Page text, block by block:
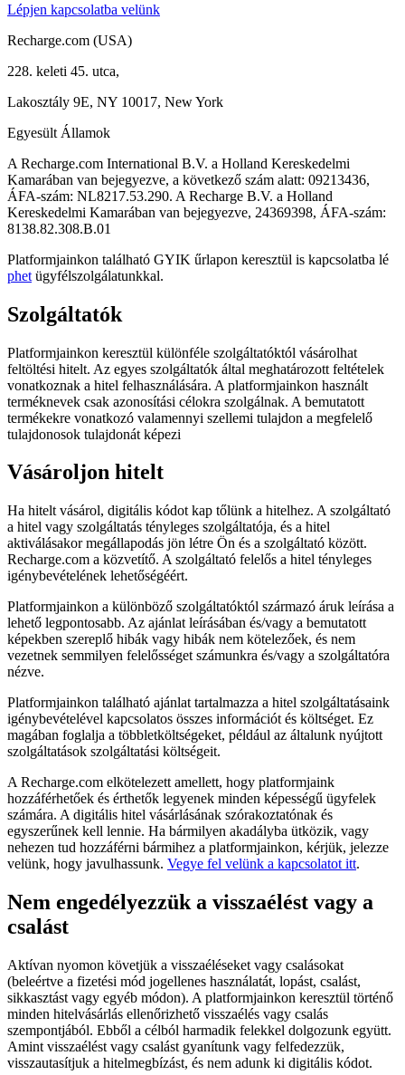
Lépjen kapcsolatba velünk
Recharge.com (USA)
228. keleti 45. utca,
Lakosztály 9E, NY 10017, New York
Egyesült Államok
A Recharge.com International B.V. a Holland Kereskedelmi
Kamarában van bejegyezve, a következő szám alatt: 09213436,
ÁFA-szám: NL8217.53.290. A Recharge B.V. a Holland
Kereskedelmi Kamarában van bejegyezve, 24369398, ÁFA-szám:
8138.82.308.B.01
Platformjainkon található GYIK űrlapon keresztül is kapcsolatba lé
phet ügyfélszolgálatunkkal.
Szolgáltatók
Platformjainkon keresztül különféle szolgáltatóktól vásárolhat
feltöltési hitelt. Az egyes szolgáltatók által meghatározott feltételek
vonatkoznak a hitel felhasználására. A platformjainkon használt
terméknevek csak azonosítási célokra szolgálnak. A bemutatott
termékekre vonatkozó valamennyi szellemi tulajdon a megfelelő
tulajdonosok tulajdonát képezi
Vásároljon hitelt
Ha hitelt vásárol, digitális kódot kap tőlünk a hitelhez. A szolgáltató
a hitel vagy szolgáltatás tényleges szolgáltatója, és a hitel
aktiválásakor megállapodás jön létre Ön és a szolgáltató között.
Recharge.com a közvetítő. A szolgáltató felelős a hitel tényleges
igénybevételének lehetőségéért.
Platformjainkon a különböző szolgáltatóktól származó áruk leírása a
lehető legpontosabb. Az ajánlat leírásában és/vagy a bemutatott
képekben szereplő hibák vagy hibák nem kötelezőek, és nem
vezetnek semmilyen felelősséget számunkra és/vagy a szolgáltatóra
nézve.
Platformjainkon található ajánlat tartalmazza a hitel szolgáltatásaink
igénybevételével kapcsolatos összes információt és költséget. Ez
magában foglalja a többletköltségeket, például az általunk nyújtott
szolgáltatások szolgáltatási költségeit.
A Recharge.com elkötelezett amellett, hogy platformjaink
hozzáférhetőek és érthetők legyenek minden képességű ügyfelek
számára. A digitális hitel vásárlásának szórakoztatónak és
egyszerűnek kell lennie. Ha bármilyen akadályba ütközik, vagy
nehezen tud hozzáférni bármihez a platformjainkon, kérjük, jelezze
velünk, hogy javulhassunk. Vegye fel velünk a kapcsolatot itt.
Nem engedélyezzük a visszaélést vagy a
csalást
Aktívan nyomon követjük a visszaéléseket vagy csalásokat
(beleértve a fizetési mód jogellenes használatát, lopást, csalást,
sikkasztást vagy egyéb módon). A platformjainkon keresztül történő
minden hitelvásárlás ellenőrizhető visszaélés vagy csalás
szempontjából. Ebből a célból harmadik felekkel dolgozunk együtt.
Amint visszaélést vagy csalást gyanítunk vagy felfedezzük,
visszautasítjuk a hitelmegbízást, és nem adunk ki digitális kódot.